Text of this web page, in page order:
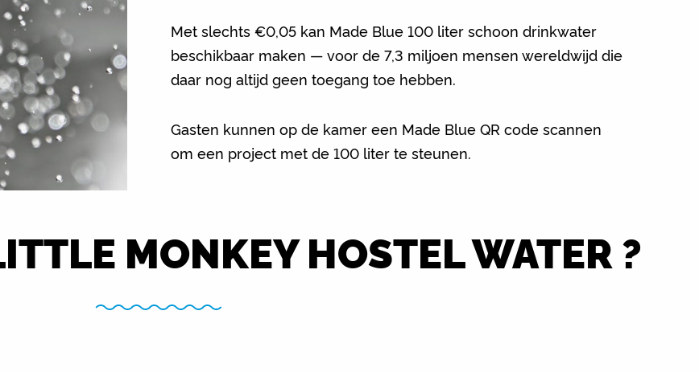
Met slechts €0,05 kan Made Blue 100 liter schoon drinkwater
beschikbaar maken — voor de 7,3 miljoen mensen wereldwijd die
daar nog altijd geen toegang toe hebben.
Gasten kunnen op de kamer een Made Blue QR code scannen
om een project met de 100 liter te steunen.
MONKEY HOSTEL WATER ?